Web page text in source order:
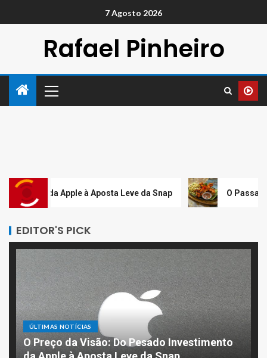
7 Agosto 2026
Rafael Pinheiro
à Aposta Leve da Snap O Passaporte Peruano:
EDITOR'S PICK
ÚLTIMAS NOTÍCIAS
O Preço da Visão: Do Pesado Investimento